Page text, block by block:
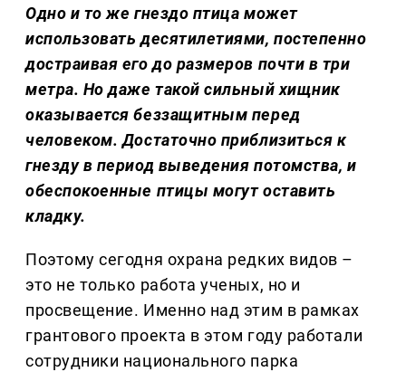
Одно и то же гнездо птица может
использовать десятилетиями, постепенно
достраивая его до размеров почти в три
метра. Но даже такой сильный хищник
оказывается беззащитным перед
человеком. Достаточно приблизиться к
гнезду в период выведения потомства, и
обеспокоенные птицы могут оставить
кладку.
Поэтому сегодня охрана редких видов –
это не только работа ученых, но и
просвещение. Именно над этим в рамках
грантового проекта в этом году работали
сотрудники национального парка